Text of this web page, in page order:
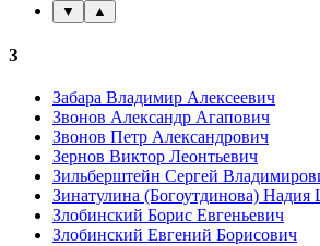
▼ ▲
З
Забара Владимир Алексеевич
Звонов Александр Агапович
Звонов Петр Александрович
Зернов Виктор Леонтьевич
Зильберштейн Сергей
Зинатулина (Богоутдинова)
Злобинский Борис Евгеньевич
Злобинский Евгений Борисович